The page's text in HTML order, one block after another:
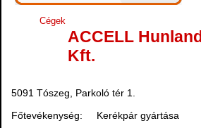
Cégek
ACCELL Hunland
Kft.
5091 Tószeg, Parkoló tér 1.
Főtevékenység: Kerékpár gyártása